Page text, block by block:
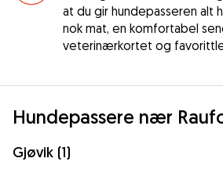
at du gir hundepasseren alt
nok mat, en komfortabel
veterinærkortet og
Hundepassere nær
Gjøvik (1)